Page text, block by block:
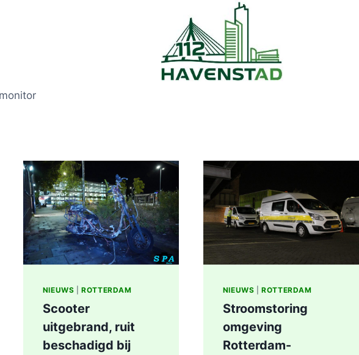
NIEUWS |ROTTERDAM
Scooter
uitgebrand, ruit
beschadigd bij
NIEUWS |ROTTERDAM
Stroomstoring
omgeving
Rotterdam-